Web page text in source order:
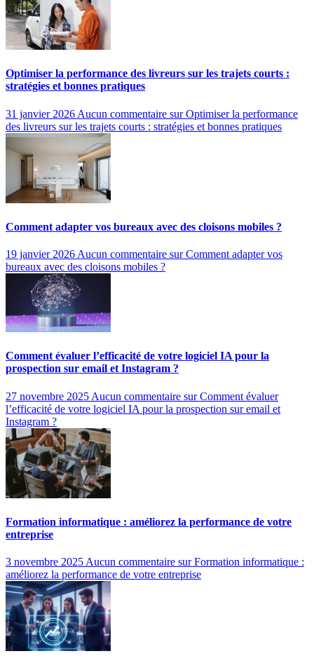
Optimiser la performance des livreurs sur les trajets courts :
stratégies et bonnes pratiques
31 janvier 2026 Aucun commentaire sur Optimiser la performance
des livreurs sur les trajets courts : stratégies et bonnes pratiques
Comment adapter vos bureaux avec des cloisons mobiles ?
19 janvier 2026 Aucun commentaire sur Comment adapter vos
bureaux avec des cloisons mobiles ?
Comment évaluer l’efficacité de votre logiciel IA pour la
prospection sur email et Instagram ?
27 novembre 2025 Aucun commentaire sur Comment évaluer
l’efficacité de votre logiciel IA pour la prospection sur email et
Instagram ?
Formation informatique : améliorez la performance de votre
entreprise
3 novembre 2025 Aucun commentaire sur Formation informatique :
améliorez la performance de votre entreprise